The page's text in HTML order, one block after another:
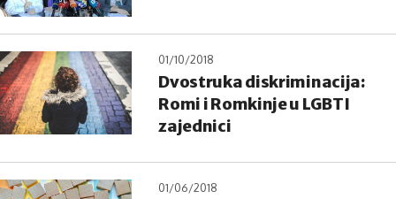
01/10/2018
Dvostruka diskriminacija:
Romi i Romkinje u LGBTI
zajednici
01/06/2018